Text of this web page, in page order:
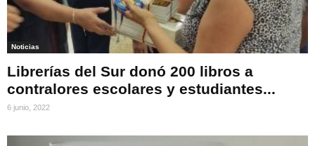
Noticias
Librerías del Sur donó 200 libros a
contralores escolares y estudiantes...
6 junio, 2022